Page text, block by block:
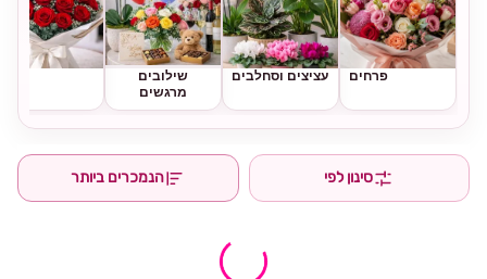
פרחים עציצים וסחלבים
שילובים
מרגשים
סינון לפי הנמכרים ביותר